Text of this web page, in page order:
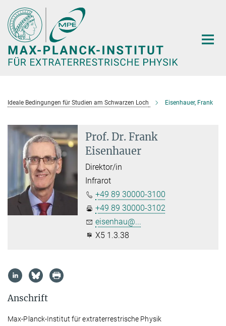
Hauptinhalt
Ideale Bedingungen für Studien am Schwarzen Loch Eisenhauer, Frank
Prof. Dr. Frank
Eisenhauer
Direktor/in
Infrarot
+49 89 30000-3100
+49 89 30000-3102
eisenhau@...
X5 1.3.38
Anschrift
Max-Planck-Institut für extraterrestrische Physik